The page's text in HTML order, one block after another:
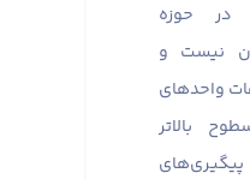
در حوزه
نیست و
واحدهای
بالاتر